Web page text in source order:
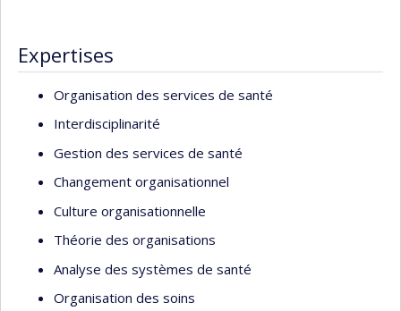
Expertises
Organisation des services de santé
Interdisciplinarité
Gestion des services de santé
Changement organisationnel
Culture organisationnelle
Théorie des organisations
Analyse des systèmes de santé
Organisation des soins